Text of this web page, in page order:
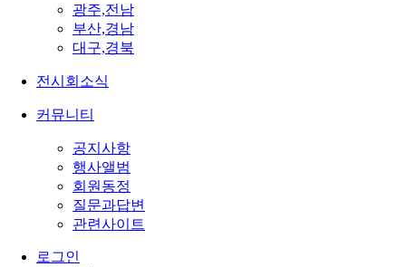
광주,전남
부산,경남
대구,경북
전시회소식
커뮤니티
공지사항
행사앨범
회원동정
질문과답변
관련사이트
로그인